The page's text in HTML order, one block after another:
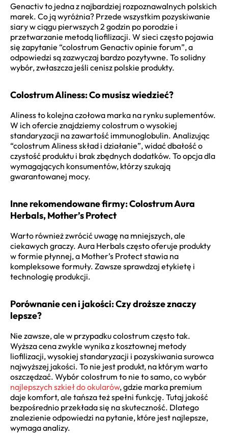
Genactiv to jedna z najbardziej rozpoznawalnych polskich
marek. Co ją wyróżnia? Przede wszystkim pozyskiwanie
siary w ciągu pierwszych 2 godzin po porodzie i
przetwarzanie metodą liofilizacji. W sieci często pojawia
się zapytanie “colostrum Genactiv opinie forum”, a
odpowiedzi są zazwyczaj bardzo pozytywne. To solidny
wybór, zwłaszcza jeśli cenisz polskie produkty.
Colostrum Aliness: Co musisz wiedzieć?
Aliness to kolejna czołowa marka na rynku suplementów.
W ich ofercie znajdziemy colostrum o wysokiej
standaryzacji na zawartość immunoglobulin. Analizując
“colostrum Aliness skład i działanie”, widać dbałość o
czystość produktu i brak zbędnych dodatków. To opcja dla
wymagających konsumentów, którzy szukają
gwarantowanej mocy.
Inne rekomendowane firmy: Colostrum Aura
Herbals, Mother’s Protect
Warto również zwrócić uwagę na mniejszych, ale
ciekawych graczy. Aura Herbals często oferuje produkty
w formie płynnej, a Mother’s Protect stawia na
kompleksowe formuły. Zawsze sprawdzaj etykietę i
technologię produkcji.
Porównanie cen i jakości: Czy droższe znaczy
lepsze?
Nie zawsze, ale w przypadku colostrum często tak.
Wyższa cena zwykle wynika z kosztownej metody
liofilizacji, wysokiej standaryzacji i pozyskiwania surowca
najwyższej jakości. To nie jest produkt, na którym warto
oszczędzać. Wybór colostrum to nie to samo, co wybór
najlepszych szkieł do okularów, gdzie marka premium
daje komfort, ale tańsza też spełni funkcję. Tutaj jakość
bezpośrednio przekłada się na skuteczność. Dlatego
znalezienie odpowiedzi na pytanie, które jest najlepsze,
wymaga analizy.